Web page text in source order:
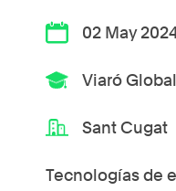
02 May
Viaró
Sant Cugat
Tecnologías de